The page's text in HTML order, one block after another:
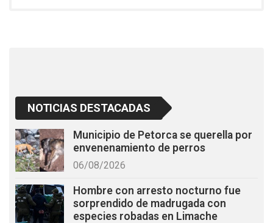
NOTICIAS DESTACADAS
Municipio de Petorca se querella por
envenenamiento de perros
06/08/2026
Hombre con arresto nocturno fue
sorprendido de madrugada con
especies robadas en Limache